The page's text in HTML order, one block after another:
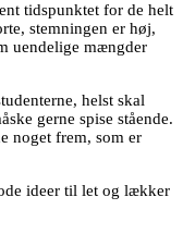
tidspunktet for de helt
stemningen er høj,
uendelige mængder
helst skal
gerne spise stående.
noget frem, som er
ideer til let og lækker